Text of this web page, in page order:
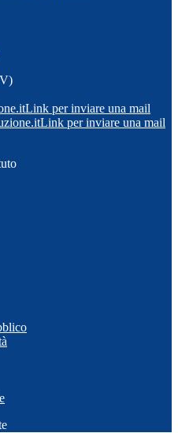
Link per inviare una mail
Link per inviare una mail